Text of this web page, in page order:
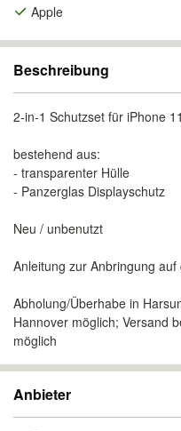
Apple
Beschreibung
2-in-1 Schutzset für iPhone
bestehend aus:
- transparenter Hülle
- Panzerglas Displayschutz
Neu / unbenutzt
Anleitung zur Anbringung auf
Abholung/Überhabe in
Hannover möglich; Versand
möglich
Anbieter